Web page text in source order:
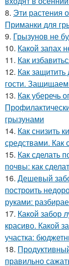
8. Эти растения
Приманки для
9. Грызунов не
10. Какой запах
11. Как
12. Как
гости.
13. Как уберечь
грызунами
14. Как снизить
средствами. Как
15. Как сделать
почвы: как
16. Дешевый
построить
руками:
17. Какой забор
красиво. Какой
участка:
18.
правильно